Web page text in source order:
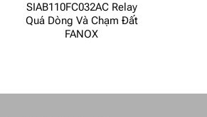
SIAB110FC032AC Relay
Quá Dòng Và Chạm Đất
FANOX